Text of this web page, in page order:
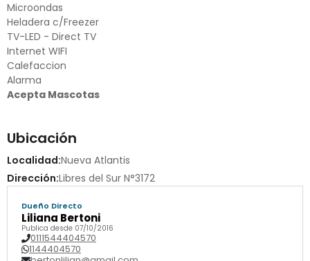
Microondas
Heladera c/Freezer
TV-LED - Direct TV
Internet WIFI
Calefaccion
Alarma
Acepta Mascotas
Ubicación
Localidad:Nueva Atlantis
Dirección:
Libres del Sur N°3172
Dueño Directo
Liliana Bertoni
Publica desde 07/10/2016
0111544404570
1144404570